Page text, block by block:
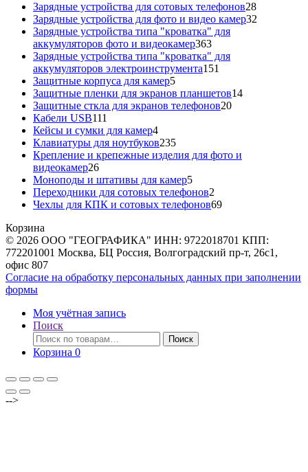
товаров
Зарядные устройства для сотовых телефонов2828
товаров
Зарядные устройства для фото и видео камер32
Зарядные устройства типа "кроватка" для
аккумуляторов фото и видеокамер363363
товара
Зарядные устройства типа "кроватка" для
аккумуляторов электроинструмента151
Защитные корпуса для камер55
товаров
Защитные пленки для экранов планшетов1414
Защитные сткла для экранов телефонов2020
Кабели USB111
товаров
Кейсы и сумки для камер44
товара
Клавиатуры для ноутбуков235235
товаров
Крепление и крепежные изделия для фото и
видеокамер2626
товаров
Моноподы и штативы для камер55
товаров
Переходники для сотовых телефонов2
товара
Чехлы для КПК и сотовых телефонов6969
Корзина
© 2026 ООО "ГЕОГРАФИКА" ИНН: 9722018701 КПП:
772201001 Москва, БЦ Россия, Волгоградский пр-т, 26с1,
офис 807
Согласие на обработку персональных данных при заполнении
формы
Моя учётная запись
Поиск
Искать:
Поиск
Корзина 0
-->